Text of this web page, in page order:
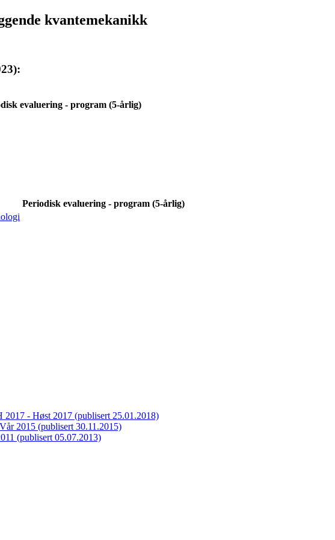
kvantemekanikk
evaluering - program (5-årlig)
Periodisk evaluering - program (5-årlig)
- Høst 2017 (publisert 25.01.2018)
2015 (publisert 30.11.2015)
(publisert 05.07.2013)